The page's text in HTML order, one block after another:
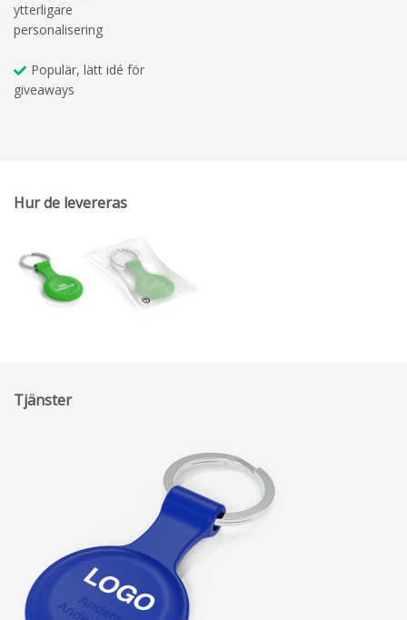
ytterligare
personalisering
Populär, lätt idé för
giveaways
Hur de levereras
Tjänster